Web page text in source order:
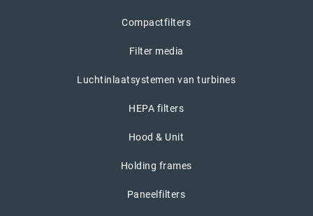
Compactfilters
Filter media
Luchtinlaatsystemen van turbines
HEPA filters
Hood & Unit
Holding frames
Paneelfilters